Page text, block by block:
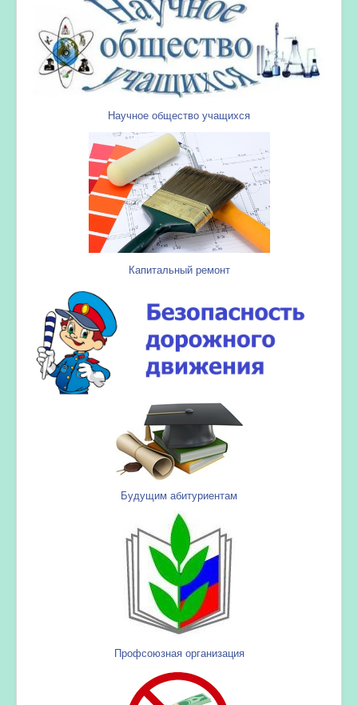
Научное общество учащихся
Капитальный ремонт
Будущим абитуриентам
Профсоюзная организация